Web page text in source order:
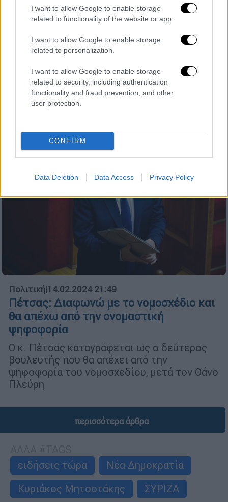
I want to allow Google to enable storage
related to functionality of the website or app.
I want to allow Google to enable storage
related to personalization.
I want to allow Google to enable storage
related to security, including authentication
functionality and fraud prevention, and other
user protection.
CONFIRM
Data Deletion Data Access Privacy Policy
Ξεσπά πατέρας θύματος των Τεμπών
κατά Πέτσα: «Είστε εν δυνάμει
συμμέτοχοι στη δολοφονία των παιδιών
μας»
«Κάνατε την εξεταστική για να αθωώσετε
τον Καραμανλή. Μην μας κοροϊδεύετε τώρα»
- Ξεσπά στον αέρα του OPEN πατέρας
θύματος
Πολιτική|14.02.2024 21:49
Πέτσας: Διαφωνώ με το νομοσχέδιο και
θα απέχω από την ονομαστική
ψηφοφορία
Ο κ. Πέτσας καταγράφεται ως ο δεύτερος
βουλευτής που θα απέχει από την
ψηφοφορία του νομοσχεδίου, μετά τον Θάνο
Πλεύρη
περισσότερα άρθρα
ειδήσεις τώρα
Νέα Δημοκρατία
Κυριάκος Μητσοτάκης
ΣΥΡΙΖΑ